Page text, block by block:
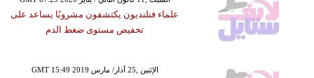
علماء فنلنديون يكتشفون مشروبًا يساعد على
تخفيض مستوى ضغط الدم
GMT 15:49 2019 الإثنين ,25 آذار/ مارس